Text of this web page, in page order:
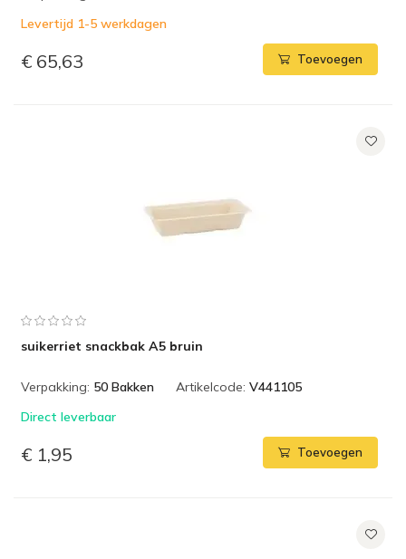
Levertijd 1-5 werkdagen
€ 65,63 Toevoegen
suikerriet snackbak A5 bruin
Verpakking: 50 Bakken Artikelcode: V441105
Direct leverbaar
€ 1,95 Toevoegen